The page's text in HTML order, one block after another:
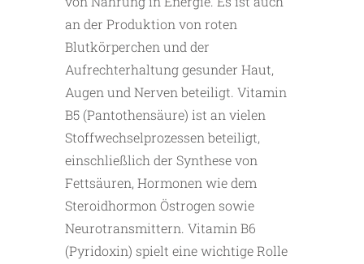
an der Produktion von roten
Blutkörperchen und der
Aufrechterhaltung gesunder Haut,
Augen und Nerven beteiligt. Vitamin
B5 (Pantothensäure) ist an vielen
Stoffwechselprozessen beteiligt,
einschließlich der Synthese von
Fettsäuren, Hormonen wie dem
Steroidhormon Östrogen sowie
Neurotransmittern. Vitamin B6
(Pyridoxin) spielt eine wichtige Rolle